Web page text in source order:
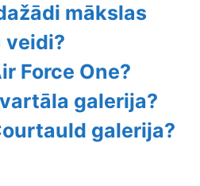
mākslas
veidi?
Force One?
galerija?
galerija?